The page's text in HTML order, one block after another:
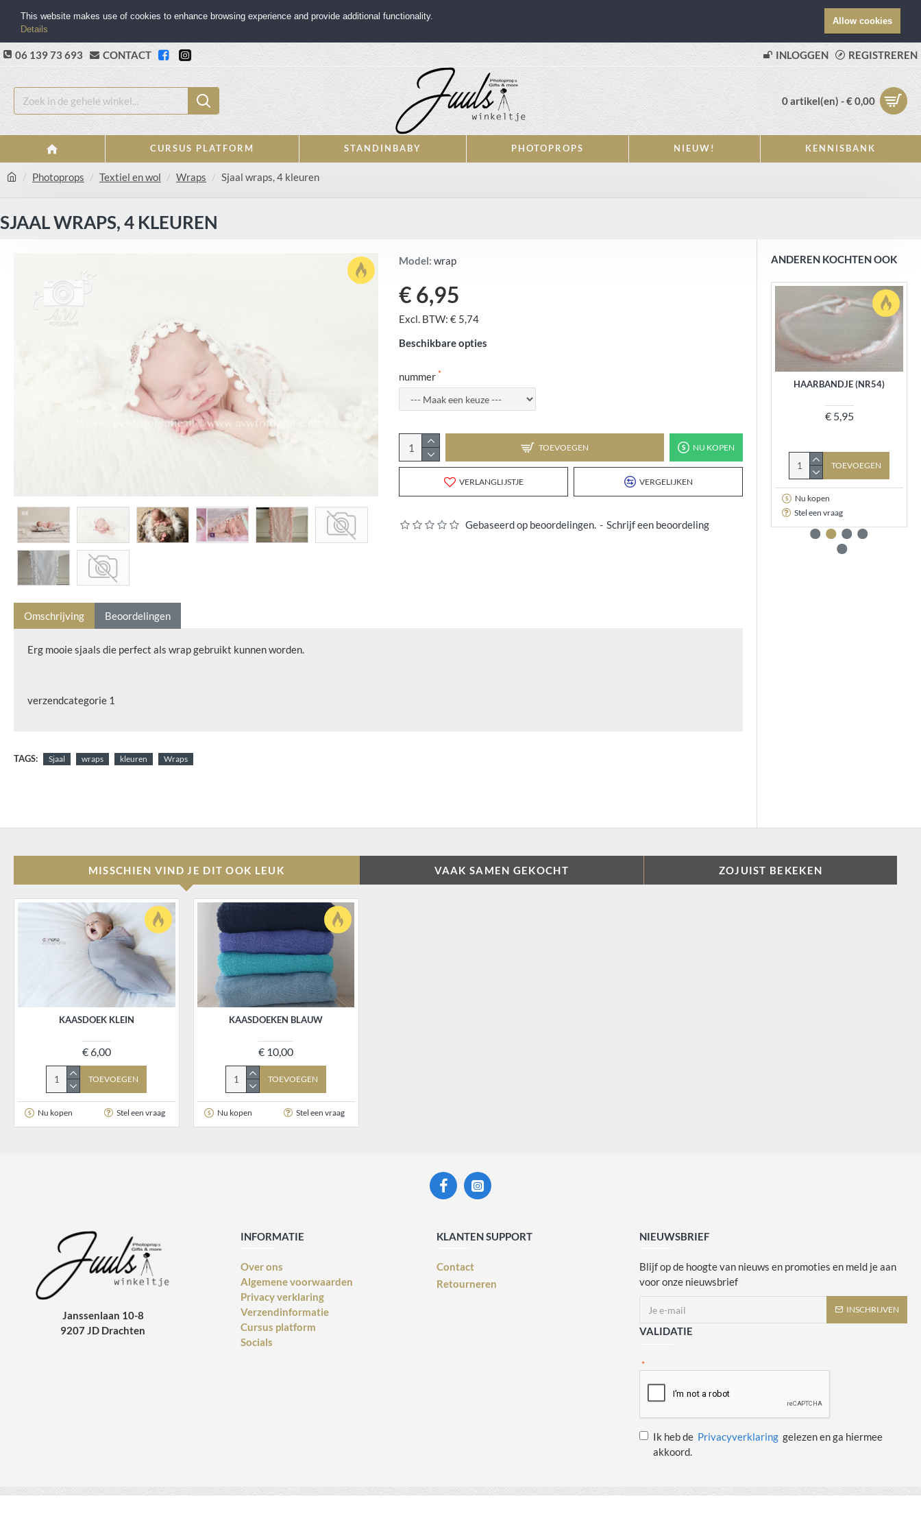
06 139 73 693 CONTACT INLOGGEN REGISTREREN
0 artikel(en) - € 0,00
CURSUS PLATFORM STANDINBABY PHOTOPROPS NIEUW! KENNISBANK
Photoprops Textiel en wol Wraps Sjaal wraps, 4 kleuren
SJAAL WRAPS, 4 KLEUREN
Model: wrap
Gebaseerd op beoordelingen. - Schrijf een beoordeling
€ 6,95
Excl. BTW: € 5,74
Beschikbare opties
nummer
TOEVOEGEN NU KOPEN
VERLANGLIJSTJE VERGELIJKEN
Omschrijving Beoordelingen
Erg mooie sjaals die perfect als wrap gebruikt kunnen worden.
verzendcategorie 1
TAGS: Sjaal wraps kleuren Wraps
ANDEREN KOCHTEN OOK
TOEVOEGEN
Nu kopen
HAARBANDJE (NR54)
€ 5,95
TOEVOEGEN
Nu kopen
Stel een vraag
MISSCHIEN VIND JE DIT OOK LEUK VAAK SAMEN GEKOCHT ZOJUIST BEKEKEN
KAASDOEK KLEIN
€ 6,00
TOEVOEGEN
Nu kopen Stel een vraag
KAASDOEKEN BLAUW
€ 10,00
TOEVOEGEN
Nu kopen Stel een vraag
Janssenlaan 10-8
9207 JD Drachten
INFORMATIE
Over ons
Algemene voorwaarden
Privacy verklaring
Verzendinformatie
Cursus platform
Socials
KLANTEN SUPPORT
Contact
Retourneren
NIEUWSBRIEF
Blijf op de hoogte van nieuws en promoties en meld je aan
voor onze nieuwsbrief
INSCHRIJVEN
VALIDATIE
Ik heb de Privacyverklaring gelezen en ga hiermee
akkoord.
This website makes use of cookies to enhance browsing experience and provide additional functionality.
Details
Allow cookies